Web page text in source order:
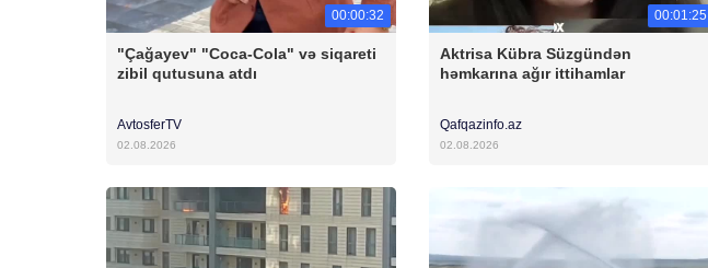
00:00:32
"Çağayev" "Coca-Cola" və siqareti
zibil qutusuna atdı
AvtosferTV
02.08.2026
00:01:25
Aktrisa Kübra Süzgündən
həmkarına ağır ittihamlar
Qafqazinfo.az
02.08.2026